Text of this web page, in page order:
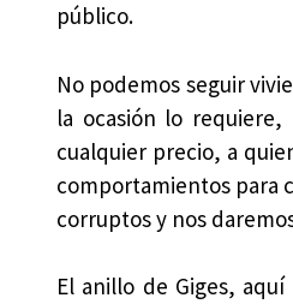
público.
No podemos seguir
la ocasión lo
cualquier precio, a
comportamientos para
corruptos y nos
El anillo de Giges,